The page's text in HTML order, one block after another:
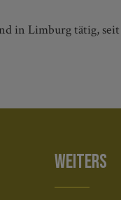
in Limburg tätig,
WEITERS